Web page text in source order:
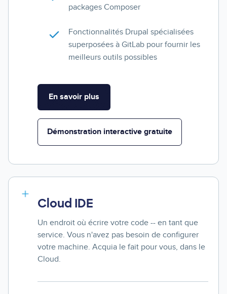
packages Composer
Fonctionnalités Drupal spécialisées
superposées à GitLab pour fournir les
meilleurs outils possibles
En savoir plus
Démonstration interactive gratuite
Cloud IDE
Un endroit où écrire votre code -- en tant que
service. Vous n'avez pas besoin de configurer
votre machine. Acquia le fait pour vous, dans le
Cloud.